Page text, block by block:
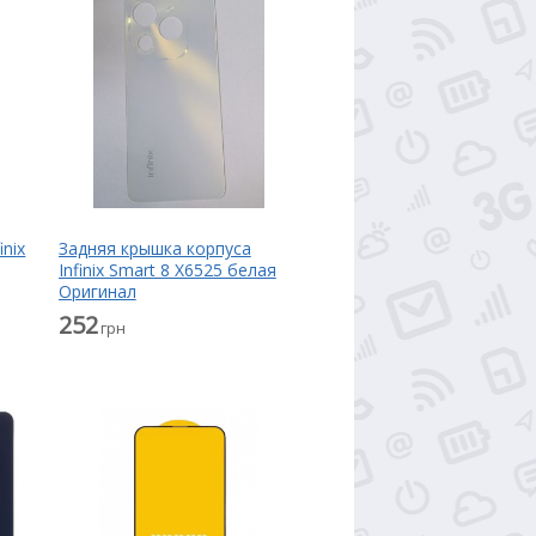
Задняя крышка корпуса
Infinix Smart 8 X6525 белая
Оригинал
252грн